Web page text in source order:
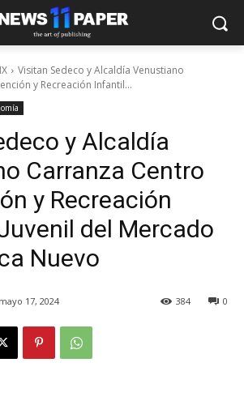
Visitan Sedeco y Alcaldía Venustiano
y Recreación Infantil...
y Alcaldía
Carranza Centro
y Recreación
del Mercado
Nuevo
mayo 17, 2024 0
384